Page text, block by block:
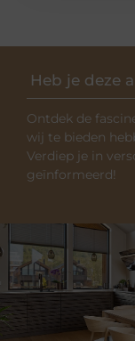
Heb je deze
Ontdek de
wij te bieden
Verdiep je in
geïnformeerd!